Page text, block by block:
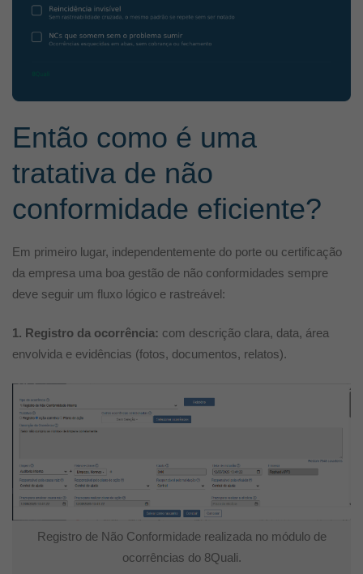
Então como é uma
tratativa de não
conformidade eficiente?
Em primeiro lugar, independentemente do porte ou certificação
da empresa uma boa gestão de não conformidades sempre
deve seguir um fluxo lógico e rastreável:
1. Registro da ocorrência: com descrição clara, data, área
envolvida e evidências (fotos, documentos, relatos).
Registro de Não Conformidade realizada no módulo de
ocorrências do 8Quali.